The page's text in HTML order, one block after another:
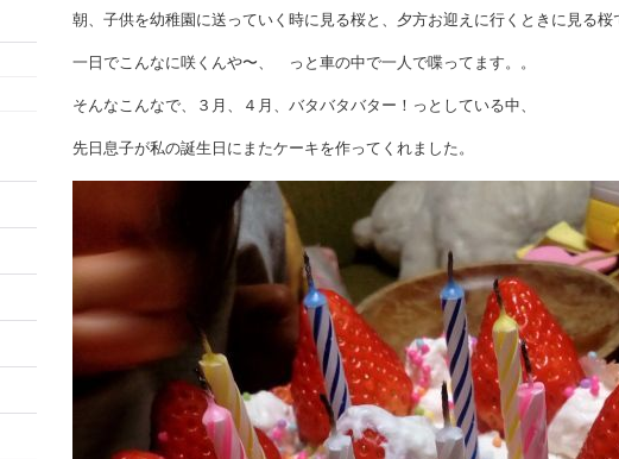
朝、子供を幼稚園に送っていく時に見る桜と、夕方お迎えに行くときに見る桜
一日でこんなに咲くんや〜、 っと車の中で一人で喋ってます。。
そんなこんなで、３月、４月、バタバタバター！っとしている中、
先日息子が私の誕生日にまたケーキを作ってくれました。